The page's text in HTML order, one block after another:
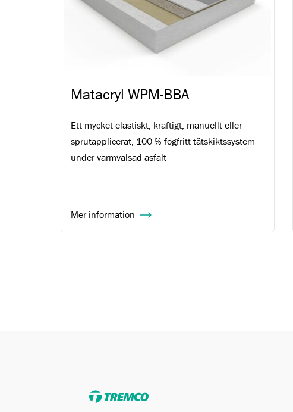
Matacryl WPM-BBA
Ett mycket elastiskt, kraftigt, manuellt eller
sprutapplicerat, 100 % fogfritt tätskiktssystem
under varmvalsad asfalt
Mer information